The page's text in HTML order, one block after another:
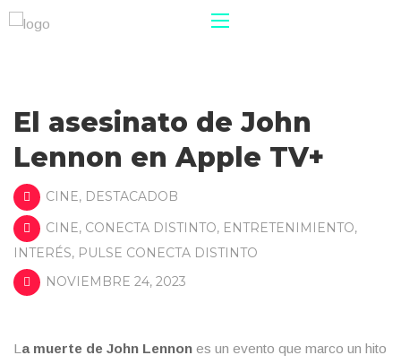
El asesinato de John
Lennon en Apple TV+
CINE, DESTACADOB
CINE, CONECTA DISTINTO, ENTRETENIMIENTO,
INTERÉS, PULSE CONECTA DISTINTO
NOVIEMBRE 24, 2023
L a muerte de John Lennon es un evento que marco un hito